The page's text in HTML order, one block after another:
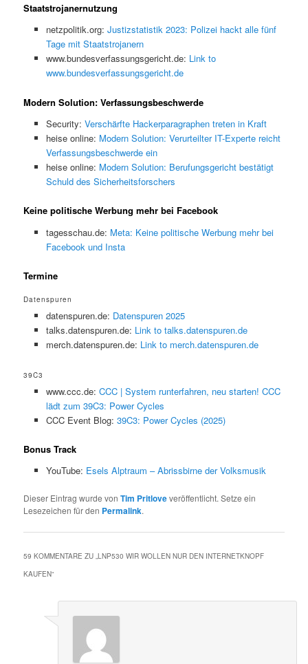
Staatstrojanernutzung
netzpolitik.org: Justizstatistik 2023: Polizei hackt alle fünf
Tage mit Staatstrojanern
www.bundesverfassungsgericht.de: Link to
www.bundesverfassungsgericht.de
Modern Solution: Verfassungsbeschwerde
Security: Verschärfte Hackerparagraphen treten in Kraft
heise online: Modern Solution: Verurteilter IT-Experte reicht
Verfassungsbeschwerde ein
heise online: Modern Solution: Berufungsgericht bestätigt
Schuld des Sicherheitsforschers
Keine politische Werbung mehr bei Facebook
tagesschau.de: Meta: Keine politische Werbung mehr bei
Facebook und Insta
Termine
Datenspuren
datenspuren.de: Datenspuren 2025
talks.datenspuren.de: Link to talks.datenspuren.de
merch.datenspuren.de: Link to merch.datenspuren.de
39C3
www.ccc.de: CCC | System runterfahren, neu starten! CCC
lädt zum 39C3: Power Cycles
CCC Event Blog: 39C3: Power Cycles (2025)
Bonus Track
YouTube: Esels Alptraum – Abrissbirne der Volksmusik
Dieser Eintrag wurde vonTim Pritloveveröffentlicht. Setze ein
Lesezeichen für den Permalink.
59 KOMMENTARE ZU „LNP530 WIR WOLLEN NUR DEN INTERNETKNOPF
KAUFEN“